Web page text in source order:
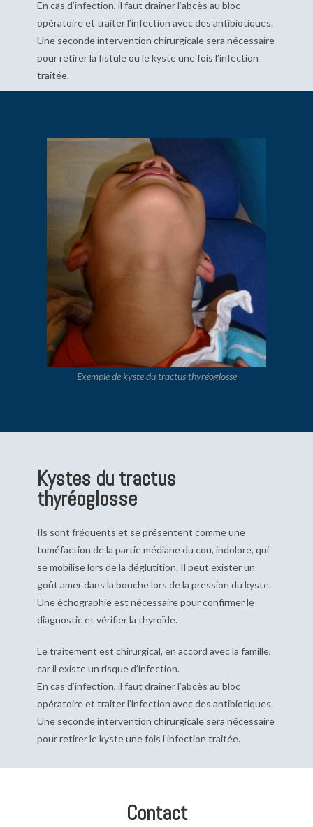
En cas d’infection, il faut drainer l’abcès au bloc
opératoire et traiter l’infection avec des antibiotiques.
Une seconde intervention chirurgicale sera nécessaire
pour retirer la fistule ou le kyste une fois l’infection
traitée.
Exemple de kyste du tractus thyréoglosse​
Kystes du tractus
thyréoglosse
Ils sont fréquents et se présentent comme une
tuméfaction de la partie médiane du cou, indolore, qui
se mobilise lors de la déglutition. Il peut exister un
goût amer dans la bouche lors de la pression du kyste.
Une échographie est nécessaire pour confirmer le
diagnosticet vérifier la thyroïde.
Le traitement est chirurgical, en accord avec la famille,
car il existe un risque d’infection.
En cas d’infection, il faut drainer l’abcès au bloc
opératoire et traiter l’infection avec des antibiotiques.
Une seconde intervention chirurgicale sera nécessaire
pour retirer le kyste une fois l’infection traitée.
Contact